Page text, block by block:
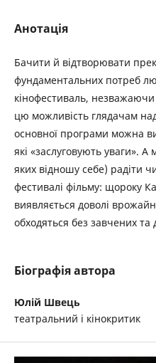
Анотація
Бачити й відтворювати
фундаментальних потреб
кінофестиваль,
цю можливість глядачам
основної програми можна
які «заслуговують уваги».
яких відношу себе) радіти
фестивалі фільму: щороку
виявляється доволі
обходяться без завчених та
Біографія автора
Юлій Швець
театральний і кінокритик